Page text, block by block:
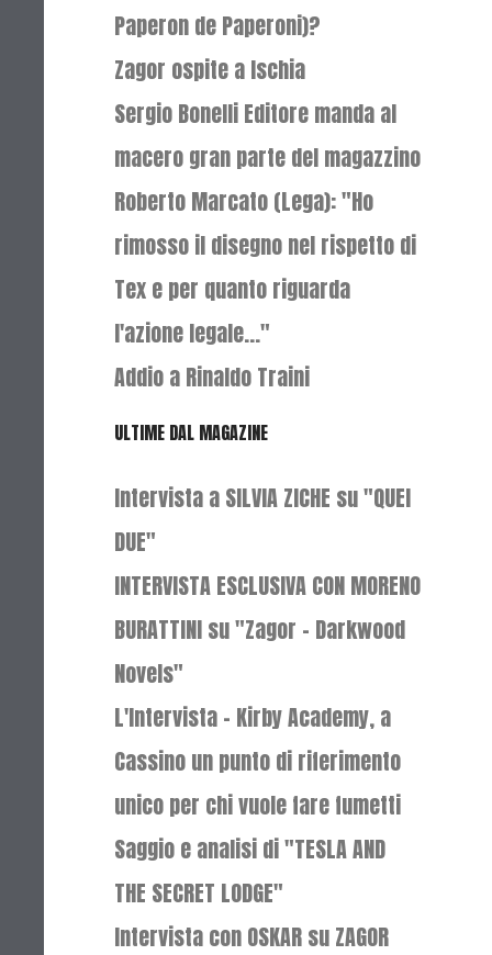
Paperon de Paperoni)?
Zagor ospite a Ischia
Sergio Bonelli Editore manda al
macero gran parte del magazzino
Roberto Marcato (Lega): "Ho
rimosso il disegno nel rispetto di
Tex e per quanto riguarda
l'azione legale..."
Addio a Rinaldo Traini
ULTIME DAL MAGAZINE
Intervista a SILVIA ZICHE su "QUEI
DUE"
INTERVISTA ESCLUSIVA CON MORENO
BURATTINI su "Zagor - Darkwood
Novels"
L'Intervista - Kirby Academy, a
Cassino un punto di riferimento
unico per chi vuole fare fumetti
Saggio e analisi di "TESLA AND
THE SECRET LODGE"
Intervista con OSKAR su ZAGOR